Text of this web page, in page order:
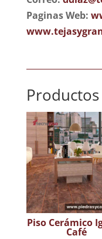
Paginas Web:
Piso Cerámico
Café